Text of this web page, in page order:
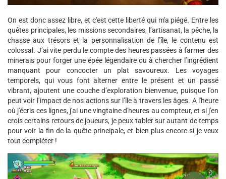
On est donc assez libre, et c'est cette liberté qui m'a piégé. Entre les
quêtes principales, les missions secondaires, l’artisanat, la pêche, la
chasse aux trésors et la personnalisation de l’île, le contenu est
colossal. J’ai vite perdu le compte des heures passées à farmer des
minerais pour forger une épée légendaire ou à chercher l’ingrédient
manquant pour concocter un plat savoureux. Les voyages
temporels, qui vous font alterner entre le présent et un passé
vibrant, ajoutent une couche d’exploration bienvenue, puisque l'on
peut voir l’impact de nos actions sur l’île à travers les âges. A l'heure
où j'écris ces lignes, j'ai une vingtaine d'heures au compteur, et si j'en
crois certains retours de joueurs, je peux tabler sur autant de temps
pour voir la fin de la quête principale, et bien plus encore si je veux
tout compléter !